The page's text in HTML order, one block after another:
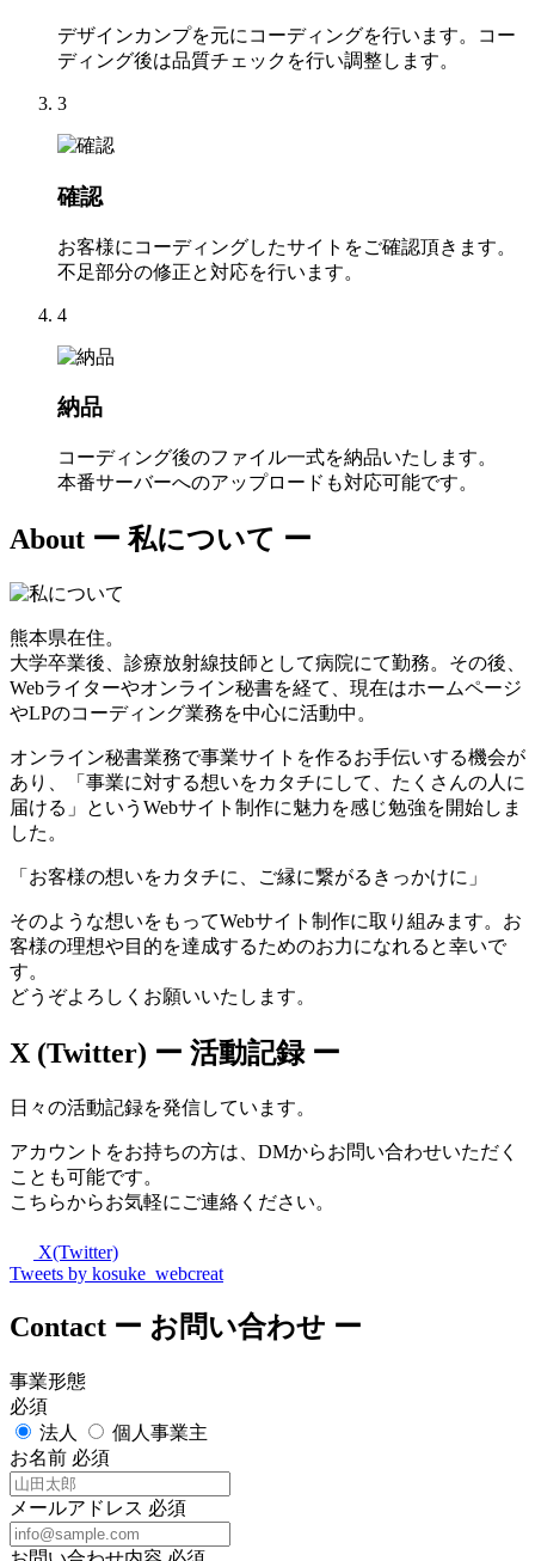
デザインカンプを元にコーディングを行います。コー
ディング後は品質チェックを行い調整します。
3
確認
お客様にコーディングしたサイトをご確認頂きます。
不足部分の修正と対応を行います。
4
納品
コーディング後のファイル一式を納品いたします。
本番サーバーへのアップロードも対応可能です。
About ー 私について ー
熊本県在住。
大学卒業後、診療放射線技師として病院にて勤務。その後、
Webライターやオンライン秘書を経て、現在はホームページ
やLPのコーディング業務を中心に活動中。
オンライン秘書業務で事業サイトを作るお手伝いする機会が
あり、「事業に対する想いをカタチにして、たくさんの人に
届ける」というWebサイト制作に魅力を感じ勉強を開始しま
した。
「お客様の想いをカタチに、ご縁に繋がるきっかけに」
そのような想いをもってWebサイト制作に取り組みます。お
客様の理想や目的を達成するためのお力になれると幸いで
す。
どうぞよろしくお願いいたします。
X (Twitter) ー 活動記録 ー
日々の活動記録を発信しています。
アカウントをお持ちの方は、DMからお問い合わせいただく
ことも可能です。
こちらからお気軽にご連絡ください。
X(Twitter)
Tweets by kosuke_webcreat
Contact ー お問い合わせ ー
事業形態
必須
法人
個人事業主
お名前 必須
メールアドレス 必須